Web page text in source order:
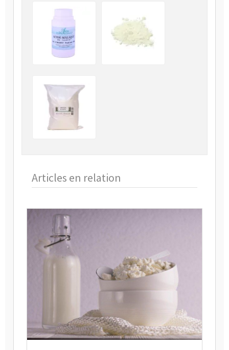
Articles en relation